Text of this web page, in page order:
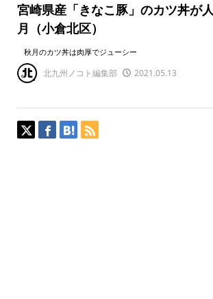
宮崎県産「きなこ豚」のカツ丼が
月（小倉北区）
秋月のカツ丼は肉厚でジューシー
北九州ノコト編集部 2021.05.13